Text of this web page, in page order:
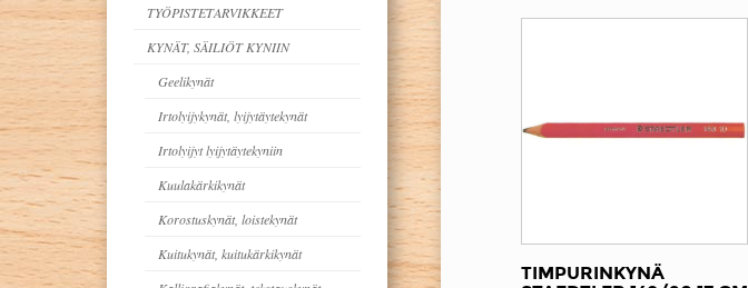
TYÖPISTETARVIKKEET
KYNÄT, SÄILIÖT KYNIIN
Geelikynät
Irtolyijykynät, lyijytäytekynät
Irtolyijyt lyijytäytekyniin
Kuulakärkikynät
Korostuskynät, loistekynät
Kuitukynät, kuitukärkikynät
TIMPURINKYNÄ